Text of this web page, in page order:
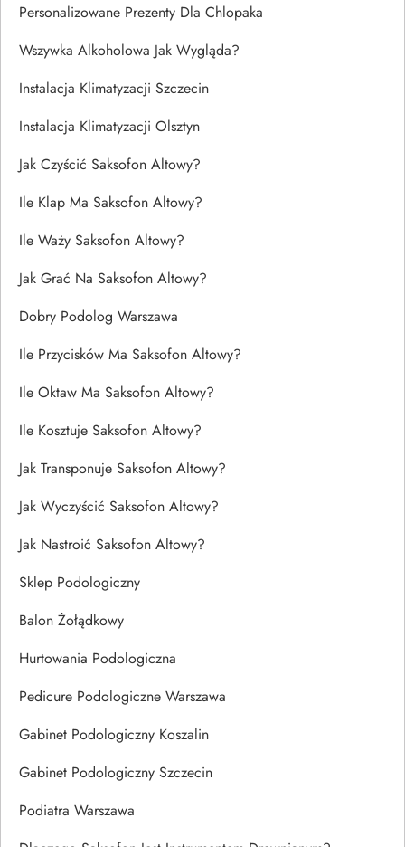
Personalizowane Prezenty Dla Chlopaka
Wszywka Alkoholowa Jak Wygląda?
Instalacja Klimatyzacji Szczecin
Instalacja Klimatyzacji Olsztyn
Jak Czyścić Saksofon Altowy?
Ile Klap Ma Saksofon Altowy?
Ile Waży Saksofon Altowy?
Jak Grać Na Saksofon Altowy?
Dobry Podolog Warszawa
Ile Przycisków Ma Saksofon Altowy?
Ile Oktaw Ma Saksofon Altowy?
Ile Kosztuje Saksofon Altowy?
Jak Transponuje Saksofon Altowy?
Jak Wyczyścić Saksofon Altowy?
Jak Nastroić Saksofon Altowy?
Sklep Podologiczny
Balon Żołądkowy
Hurtowania Podologiczna
Pedicure Podologiczne Warszawa
Gabinet Podologiczny Koszalin
Gabinet Podologiczny Szczecin
Podiatra Warszawa